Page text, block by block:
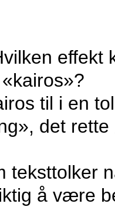
effekt
til i en
det
teksttolker
å være